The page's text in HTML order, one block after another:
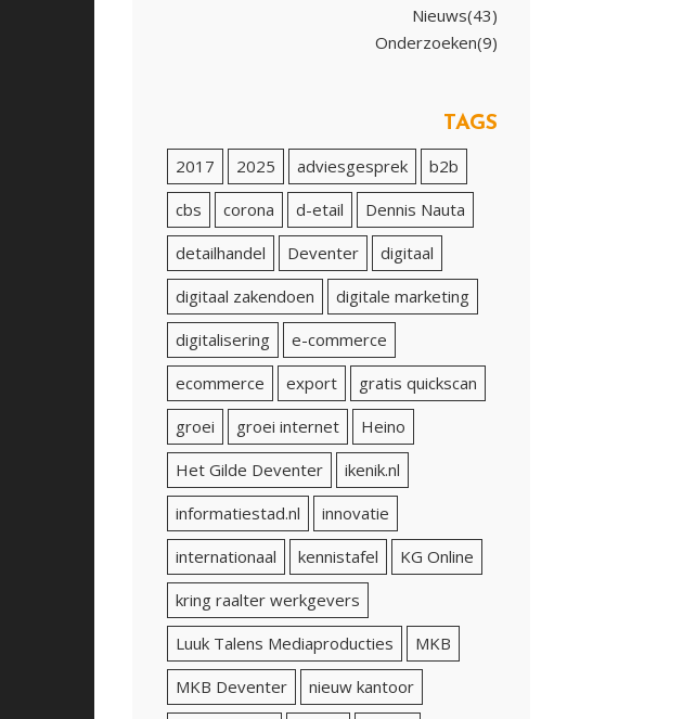
Nieuws(43)
Onderzoeken(9)
TAGS
2017
2025 adviesgesprek
b2b
cbs
corona d-etail
Dennis Nauta
detailhandel
Deventer
digitaal
digitaal zakendoen
digitale marketing
digitalisering
e-commerce
ecommerce
export
gratis quickscan
groei
groei internet
Heino
Het Gilde Deventer
ikenik.nl
informatiestad.nl
innovatie
internationaal
kennistafel
KG Online
kring raalter werkgevers
Luuk Talens Mediaproducties
MKB
MKB Deventer
nieuw kantoor